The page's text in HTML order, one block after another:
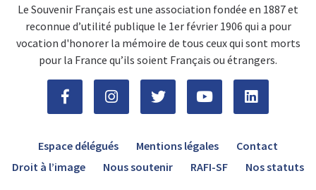
Le Souvenir Français est une association fondée en 1887 et
reconnue d’utilité publique le 1er février 1906 qui a pour
vocation d'honorer la mémoire de tous ceux qui sont morts
pour la France qu’ils soient Français ou étrangers.
Espace délégués Mentions légales
Contact
Droit à l’image
Nous soutenir RAFI-SF Nos statuts